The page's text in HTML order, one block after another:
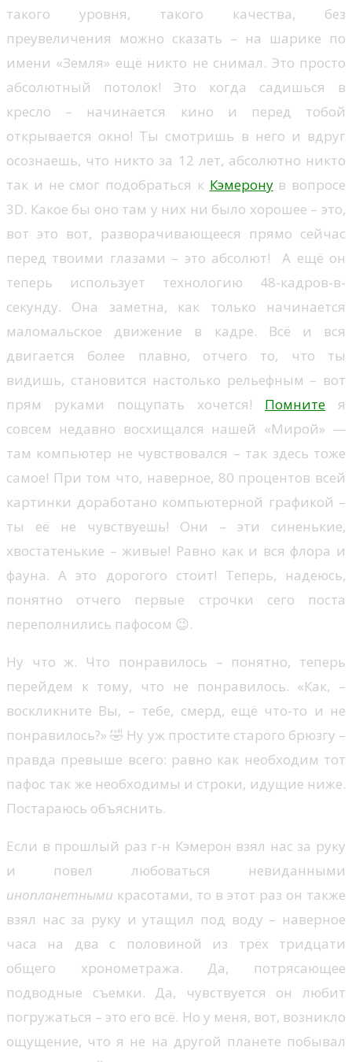
такого уровня, такого качества, без
преувеличения можно сказать – на шарике по
имени «Земля» ещё никто не снимал. Это просто
абсолютный потолок! Это когда садишься в
кресло – начинается кино и перед тобой
открывается окно! Ты смотришь в него и вдруг
осознаешь, что никто за 12 лет, абсолютно никто
так и не смог подобраться к Кэмеронув вопросе
3D. Какое бы оно там у них ни было хорошее – это,
вот это вот, разворачивающееся прямо сейчас
перед твоими глазами – это абсолют! А ещё он
теперь использует технологию 48-кадров-в-
секунду. Она заметна, как только начинается
маломальское движение в кадре. Всё и вся
двигается более плавно, отчего то, что ты
видишь, становится настолько рельефным – вот
прям руками пощупать хочется! Помните я
совсем недавно восхищался нашей «Мирой» —
там компьютер не чувствовался – так здесь тоже
самое! При том что, наверное, 80 процентов всей
картинки доработано компьютерной графикой –
ты её не чувствуешь! Они – эти синенькие,
хвостатенькие – живые! Равно как и вся флора и
фауна. А это дорогого стоит! Теперь, надеюсь,
понятно отчего первые строчки сего поста
переполнились пафосом 😉.
Ну что ж. Что понравилось – понятно, теперь
перейдем к тому, что не понравилось. «Как, –
воскликните Вы, – тебе, смерд, ещё что-то и не
понравилось?» 🤣 Ну уж простите старого брюзгу –
правда превыше всего: равно как необходим тот
пафос так же необходимы и строки, идущие ниже.
Постараюсь объяснить.
Если в прошлый раз г-н Кэмерон взял нас за руку
и повел любоваться невиданными
инопланетными красотами, то в этот раз он также
взял нас за руку и утащил под воду – наверное
часа на два с половиной из трёх тридцати
общего хронометража. Да, потрясающее
подводные съемки. Да, чувствуется он любит
погружаться – это его всё. Но у меня, вот, возникло
ощущение, что я не на другой планете побывал